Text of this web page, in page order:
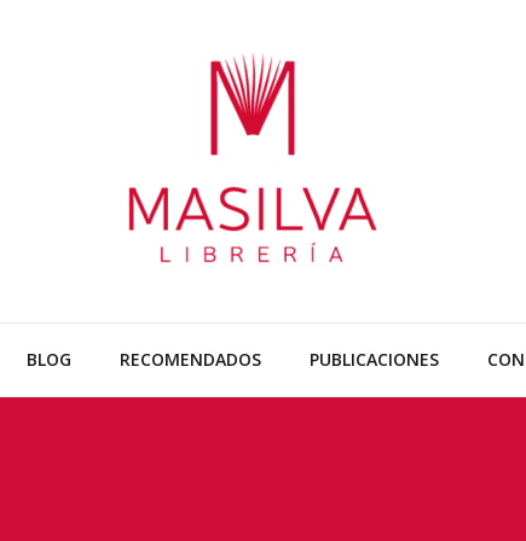
BLOG RECOMENDADOS PUBLICACIONES